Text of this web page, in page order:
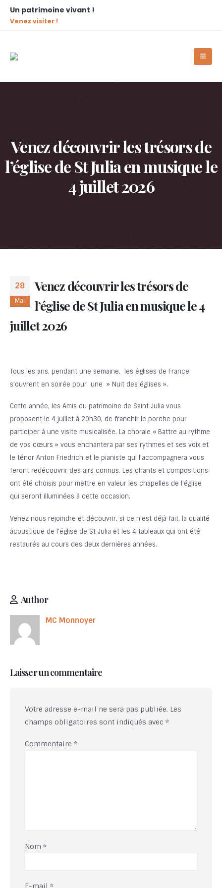
Un patrimoine vivant !
Venez visiter !
Venez découvrir les trésors de
l’église de St Julia en musique le
4 juillet 2026
28
Mai
Venez découvrir les trésors de
l’église de St Julia en musique le 4
juillet 2026
Tous les ans, pendant une semaine, les églises de France
s’ouvrent en soirée pour une » Nuit des églises ».
Cette année, les Amis du patrimoine de Saint Julia vous
proposent le 4 juillet à 20h30, de franchir le porche pour
participer à une visite musicalisée. La chorale « Battre au rythme
de vos cœurs » vous enchantera par ses rythmes et ses voix et
le ténor Anton Friedrich et le pianiste qui l’accompagnera vous
feront redécouvrir des airs connus. Les chants et compositions
ont été choisis pour mettre en valeur les chapelles de l’église
qui seront illuminées à cette occasion.
Venez nous rejoindre et découvrir, si ce n’est déjà fait, la qualité
acoustique de l’église de St Julia et les 4 tableaux qui ont été
restaurés au cours des deux dernières années.
Author
MC Monnoyer
Laisser un commentaire
Votre adresse e-mail ne sera pas publiée. Les
champs obligatoires sont indiqués avec *
Commentaire *
Nom *
E-mail *